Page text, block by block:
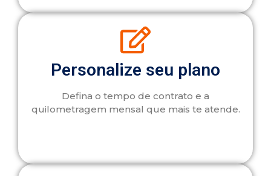
Personalize seu plano
Defina o tempo de contrato e a
quilometragem mensal que mais te atende.